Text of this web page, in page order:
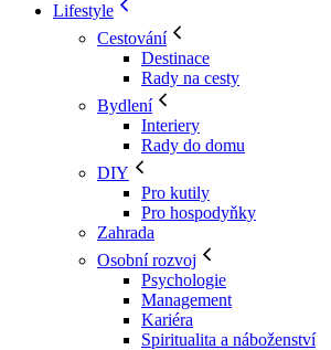
Lifestyle
Cestování
Destinace
Rady na cesty
Bydlení
Interiery
Rady do domu
DIY
Pro kutily
Pro hospodyňky
Zahrada
Osobní rozvoj
Psychologie
Management
Kariéra
Spiritualita a náboženství